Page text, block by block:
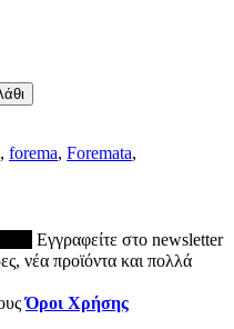
, forema, Foremata,
Εγγραφείτε στο newsletter
νέα προϊόντα και πολλά
Όροι Χρήσης